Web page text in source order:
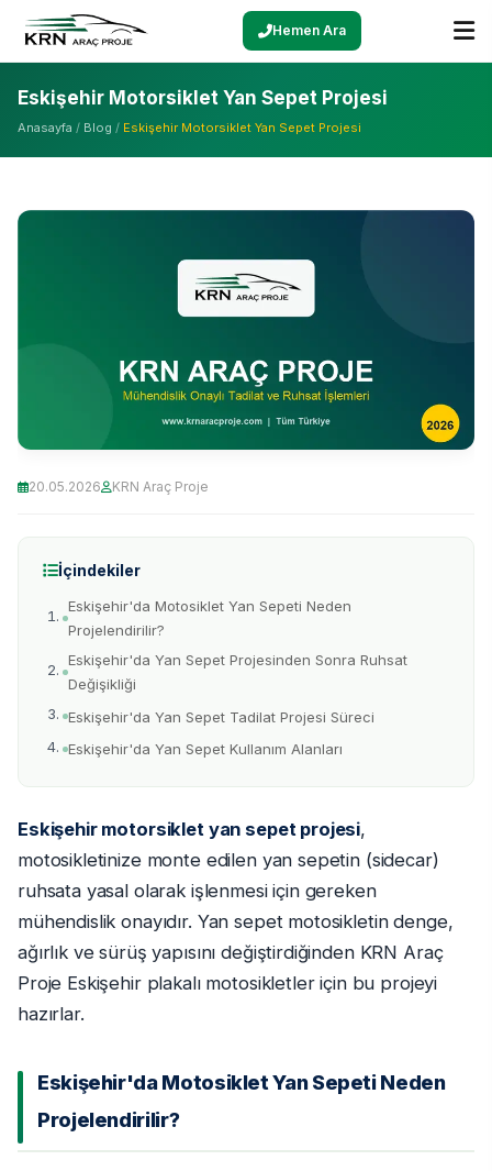
Hemen Ara
Eskişehir Motorsiklet Yan Sepet Projesi
Anasayfa / Blog / Eskişehir Motorsiklet Yan Sepet Projesi
20.05.2026 KRN Araç Proje
İçindekiler
Eskişehir'da Motosiklet Yan Sepeti Neden
Projelendirilir?
Eskişehir'da Yan Sepet Projesinden Sonra Ruhsat
Değişikliği
Eskişehir'da Yan Sepet Tadilat Projesi Süreci
Eskişehir'da Yan Sepet Kullanım Alanları
Eskişehir motorsiklet yan sepet projesi,
motosikletinize monte edilen yan sepetin (sidecar)
ruhsata yasal olarak işlenmesi için gereken
mühendislik onayıdır. Yan sepet motosikletin denge,
ağırlık ve sürüş yapısını değiştirdiğinden KRN Araç
Proje Eskişehir plakalı motosikletler için bu projeyi
hazırlar.
Eskişehir'da Motosiklet Yan Sepeti Neden
Projelendirilir?